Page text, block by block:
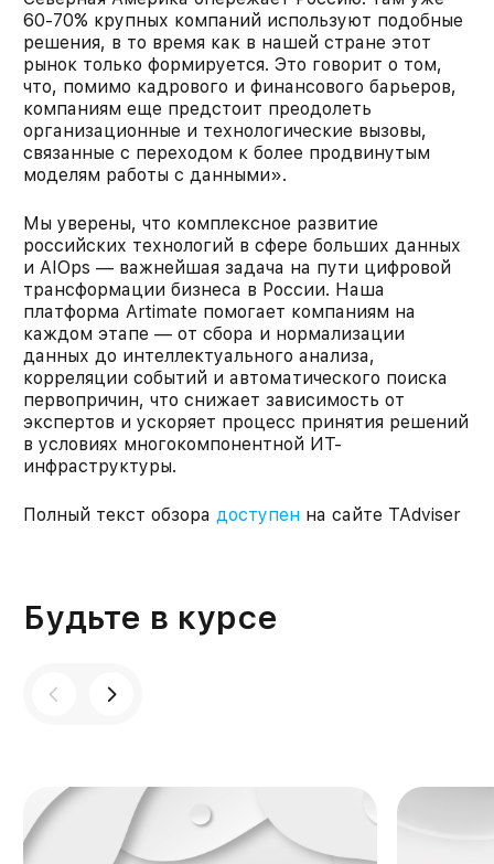
60-70% крупных компаний используют подобные
решения, в то время как в нашей стране этот
рынок только формируется. Это говорит о том,
что, помимо кадрового и финансового барьеров,
компаниям еще предстоит преодолеть
организационные и технологические вызовы,
связанные с переходом к более продвинутым
моделям работы с данными».
Мы уверены, что комплексное развитие
российских технологий в сфере больших данных
и AIOps — важнейшая задача на пути цифровой
трансформации бизнеса в России. Наша
платформа Artimate помогает компаниям на
каждом этапе — от сбора и нормализации
данных до интеллектуального анализа,
корреляции событий и автоматического поиска
первопричин, что снижает зависимость от
экспертов и ускоряет процесс принятия решений
в условиях многокомпонентной ИТ-
инфраструктуры.
Полный текст обзора доступенна сайте TAdviser
Будьте в курсе